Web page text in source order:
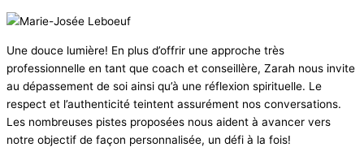
Une douce lumière! En plus d’offrir une approche très
professionnelle en tant que coach et conseillère, Zarah nous invite
au dépassement de soi ainsi qu’à une réflexion spirituelle. Le
respect et l’authenticité teintent assurément nos conversations.
Les nombreuses pistes proposées nous aident à avancer vers
notre objectif de façon personnalisée, un défi à la fois!